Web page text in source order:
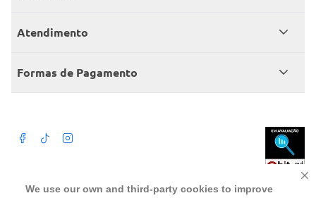
We use our own and third-party cookies to improve
Encontre um Clube
Seja sócio
Member’s Mark
Atendimento
Fale conosco
Atendimento em libras
Formas de Pagamento
Beba com moderação. A Venda e o consumo de bebida alcoólica são
proibidos para menores de 18 anos. Preços, ofertas e condições exclusivas